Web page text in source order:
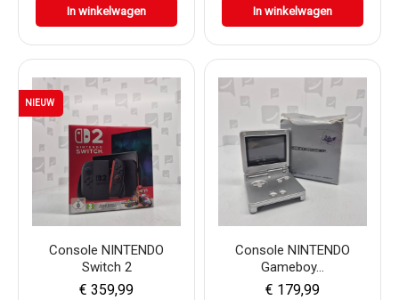
In winkelwagen In winkelwagen
Console NINTENDO
Switch 2
€ 359,99
NIEUW
Console NINTENDO
Gameboy...
€ 179,99